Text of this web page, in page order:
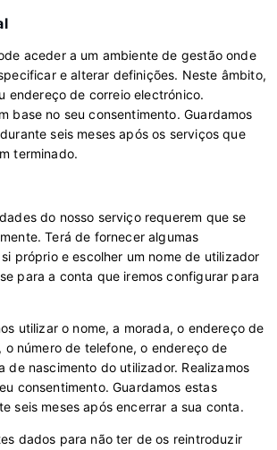
aceder a um ambiente de gestão onde
e alterar definições. Neste âmbito,
endereço de correio electrónico.
base no seu consentimento. Guardamos
seis meses após os serviços que
terminado.
do nosso serviço requerem que se
Terá de fornecer algumas
próprio e escolher um nome de utilizador
para a conta que iremos configurar para
utilizar o nome, a morada, o endereço de
o número de telefone, o endereço de
de nascimento do utilizador. Realizamos
consentimento. Guardamos estas
seis meses após encerrar a sua conta.
dados para não ter de os reintroduzir